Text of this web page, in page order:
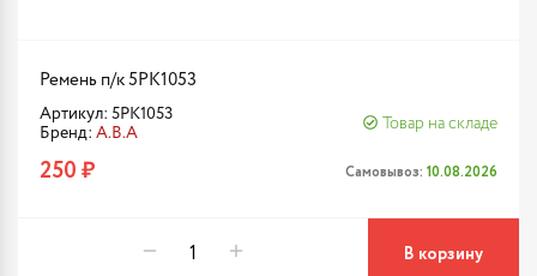
Ремень п/к 5PK1053
Артикул: 5PK1053
Бренд: A.B.A
Товар на складе
250 ₽ Самовывоз: 10.08.2026
В корзину